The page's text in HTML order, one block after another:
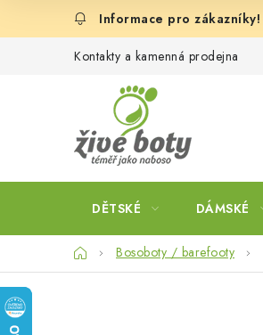
Kontakty a kamenná prodejna
DĚTSKÉ DÁMSKÉ
DomůBosoboty / barefooty